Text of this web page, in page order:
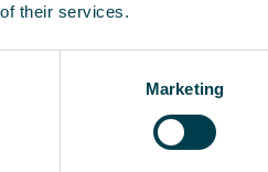
their services.
Marketing
QleanAir Scandinavia
wachtkamers